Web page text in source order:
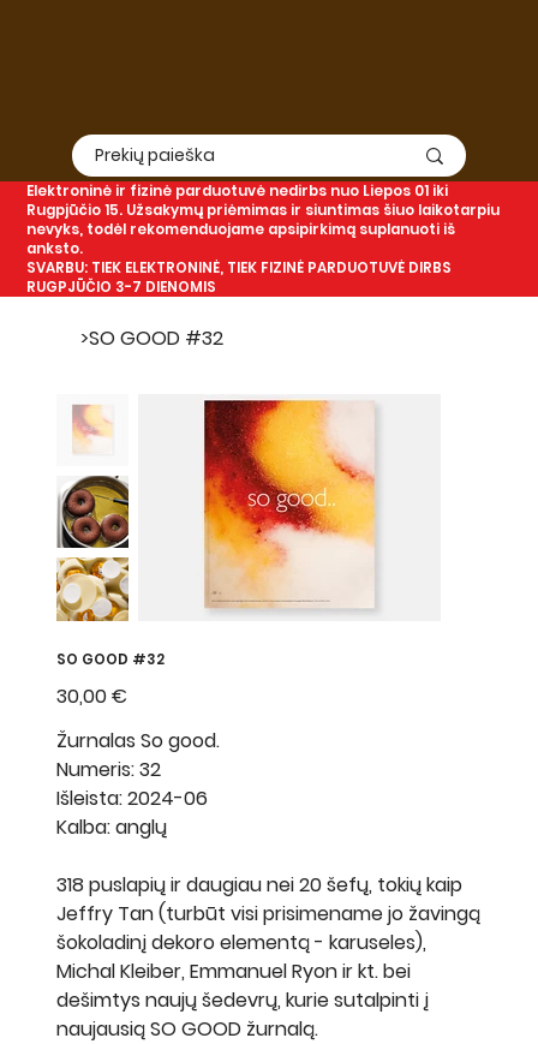
Elektroninė ir fizinė parduotuvė nedirbs nuo Liepos 01 iki
Rugpjūčio 15. Užsakymų priėmimas ir siuntimas šiuo laikotarpiu
nevyks, todėl rekomenduojame apsipirkimą suplanuoti iš
anksto.
SVARBU: TIEK ELEKTRONINĖ, TIEK FIZINĖ PARDUOTUVĖ DIRBS
RUGPJŪČIO 3-7 DIENOMIS
>SO GOOD #32
SO GOOD #32
Kaina
30,00 €
Žurnalas So good.
Numeris: 32
Išleista: 2024-06
Kalba: anglų
318 puslapių ir daugiau nei 20 šefų, tokių kaip
Jeffry Tan (turbūt visi prisimename jo žavingą
šokoladinį dekoro elementą - karuseles),
Michal Kleiber, Emmanuel Ryon ir kt. bei
dešimtys naujų šedevrų, kurie sutalpinti į
naujausią SO GOOD žurnalą.